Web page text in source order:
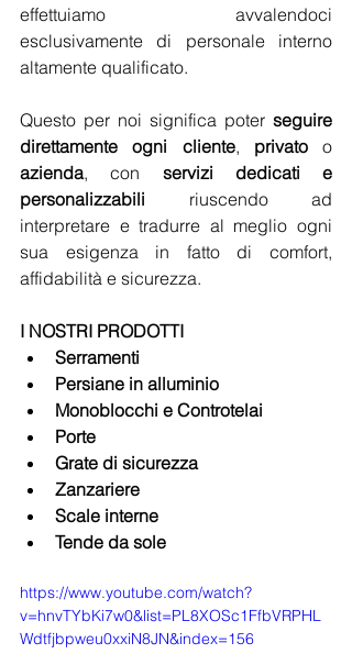
effettuiamo avvalendoci
esclusivamente di personale interno
altamente qualificato.
Questo per noi significa poter seguire
direttamente ogni cliente, privato
azienda, con servizi dedicati e
personalizzabili riuscendo ad
interpretare e tradurre al meglio ogni
sua esigenza in fatto di comfort,
affidabilità e sicurezza.
I NOSTRI PRODOTTI
Serramenti
Persiane in alluminio
Monoblocchi e Controtelai
Porte
Grate di sicurezza
Zanzariere
Scale interne
Tende da sole
https://www.youtube.com/watch?
v=hnvTYbKi7w0&list=PL8XOSc1FfbVRPHL
Wdtfjbpweu0xxiN8JN&index=156